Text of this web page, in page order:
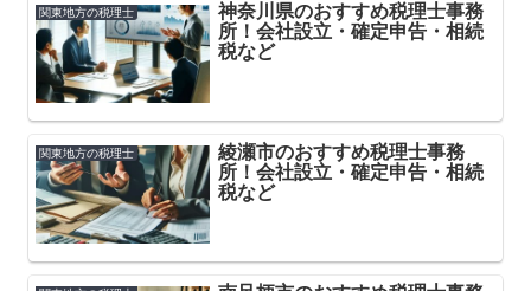
関東地方の税理士
神奈川県のおすすめ税理士事務
所！会社設立・確定申告・相続
税など
関東地方の税理士
綾瀬市のおすすめ税理士事務
所！会社設立・確定申告・相続
税など